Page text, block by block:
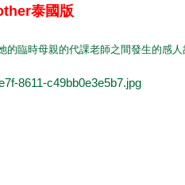
泰國版
臨時母親的代課老師之間發生的感人